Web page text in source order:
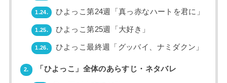
1.24. ひよっこ第24週「真っ赤なハートを君に」
1.25. ひよっこ第25週「大好き」
1.26. ひよっこ最終週「グッバイ、ナミダクン」
2. 「ひよっこ」全体のあらすじ・ネタバレ